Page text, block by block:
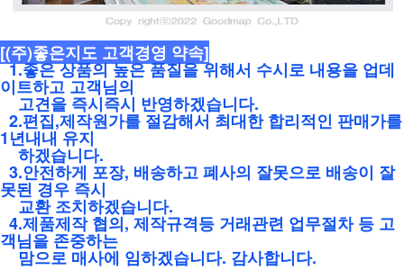
[(주)좋은지도 고객경영 약속]
1.좋은 상품의 높은 품질을 위해서 수시로 내용을 업데
이트하고 고객님의
고견을 즉시즉시 반영하겠습니다.
2.편집,제작원가를 절감해서 최대한 합리적인 판매가를
1년내내 유지
하겠습니다.
3.안전하게 포장, 배송하고 폐사의 잘못으로 배송이 잘
못된 경우 즉시
교환 조치하겠습니다.
4.제품제작 협의, 제작규격등 거래관련 업무절차 등 고
객님을 존중하는
맘으로 매사에 임하겠습니다. 감사합니다.